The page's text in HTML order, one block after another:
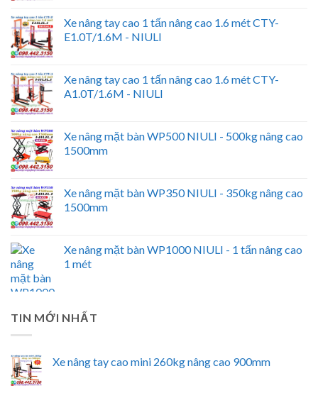
Xe nâng tay cao 1 tấn nâng cao 1.6 mét CTY-
E1.0T/1.6M - NIULI
Xe nâng tay cao 1 tấn nâng cao 1.6 mét CTY-
A1.0T/1.6M - NIULI
Xe nâng mặt bàn WP500 NIULI - 500kg nâng cao
1500mm
Xe nâng mặt bàn WP350 NIULI - 350kg nâng cao
1500mm
Xe nâng mặt bàn WP1000 NIULI - 1 tấn nâng cao
1 mét
TIN MỚI NHẤT
Xe nâng tay cao mini 260kg nâng cao 900mm